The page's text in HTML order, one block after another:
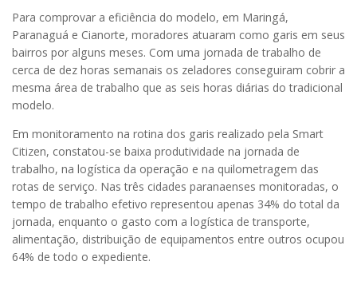
Para comprovar a eficiência do modelo, em Maringá,
Paranaguá e Cianorte, moradores atuaram como garis em seus
bairros por alguns meses. Com uma jornada de trabalho de
cerca de dez horas semanais os zeladores conseguiram cobrir a
mesma área de trabalho que as seis horas diárias do tradicional
modelo.
Em monitoramento na rotina dos garis realizado pela Smart
Citizen, constatou-se baixa produtividade na jornada de
trabalho, na logística da operação e na quilometragem das
rotas de serviço. Nas três cidades paranaenses monitoradas, o
tempo de trabalho efetivo representou apenas 34% do total da
jornada, enquanto o gasto com a logística de transporte,
alimentação, distribuição de equipamentos entre outros ocupou
64% de todo o expediente.